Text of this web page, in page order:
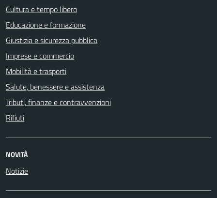
Cultura e tempo libero
Educazione e formazione
Giustizia e sicurezza pubblica
Imprese e commercio
Mobilità e trasporti
Salute, benessere e assistenza
Tributi, finanze e contravvenzioni
Rifiuti
NOVITÀ
Notizie